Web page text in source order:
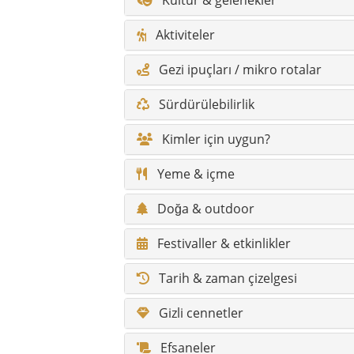
Festivaller & etkinlikler
Tarih & zaman çizelgesi
Gizli cennetler
Efsaneler
Söylenceler
İklim & en iyi seyahat zamanı
Yürüyüş rotaları & doğa patikaları
Erişilebilirlik / konfor
Engelli gezginler için bilgiler
Fotoğraf noktaları